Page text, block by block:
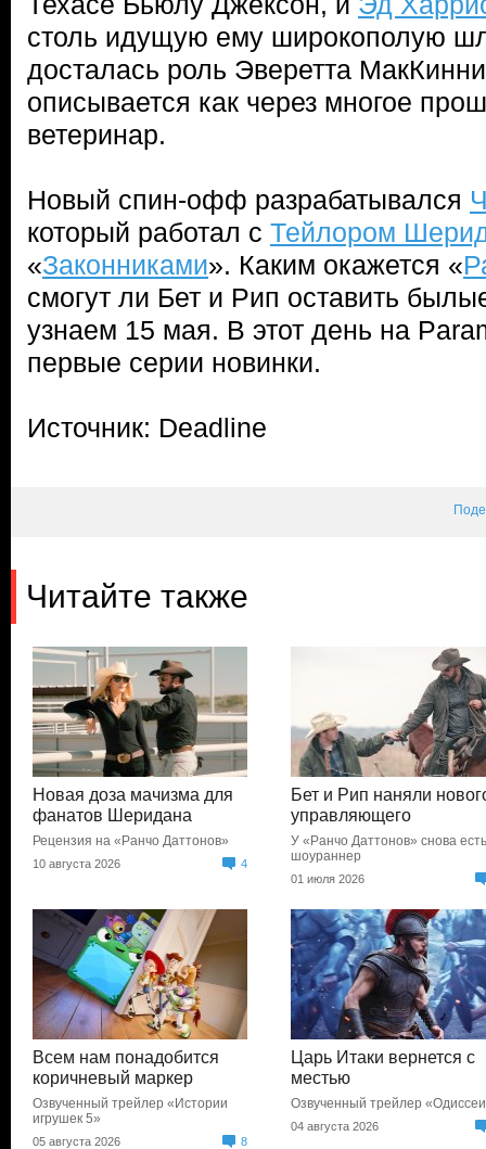
столь идущую ему широкополую
досталась роль Эверетта
описывается как через многое
ветеринар.
Новый спин-офф разрабатывался
который работал с Тейлором
«Законниками». Каким окажется «
смогут ли Бет и Рип оставить
узнаем 15 мая. В этот день на
первые серии новинки.
Источник: Deadline
Читайте также
Новая доза мачизма для
фанатов Шеридана
Рецензия на «Ранчо Даттонов»
10 августа 2026 4
Бет и Рип наняли
управляющего
У «Ранчо Даттонов» снова
шоураннер
01 июля 2026
Всем нам понадобится
коричневый маркер
Озвученный трейлер «Истории
игрушек 5»
05 августа 2026 8
Царь Итаки вернется с
местью
Озвученный трейлер
04 августа 2026